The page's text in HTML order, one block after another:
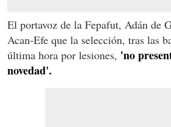
El portavoz de la Fepafut, Adán de
Acan-Efe que la selección, tras las
última hora por lesiones, 'no
novedad'.